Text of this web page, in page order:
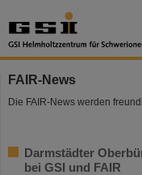
FAIR-News
Die FAIR-News werden
Darmstädter
bei GSI und FAIR